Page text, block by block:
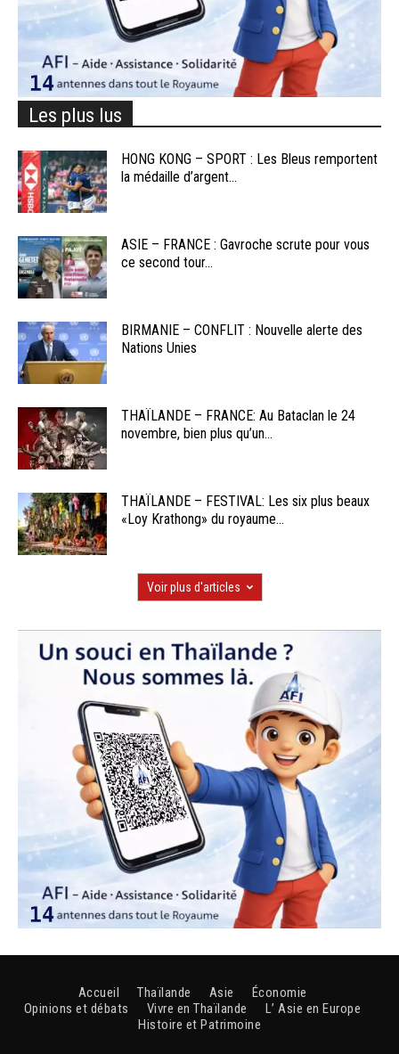
Les plus lus
HONG KONG – SPORT : Les Bleus remportent
la médaille d’argent...
ASIE – FRANCE : Gavroche scrute pour vous
ce second tour...
BIRMANIE – CONFLIT : Nouvelle alerte des
Nations Unies
THAÏLANDE – FRANCE: Au Bataclan le 24
novembre, bien plus qu’un...
THAÏLANDE – FESTIVAL: Les six plus beaux
«Loy Krathong» du royaume...
Voir plus d'articles
Accueil Thaïlande Asie
Économie
Opinions et débats
Vivre en Thaïlande
L’ Asie en Europe
Histoire et Patrimoine